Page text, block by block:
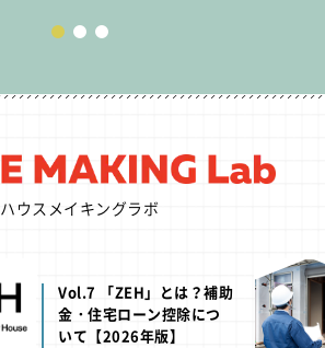
ハウスメイキングラボ
Vol.7 「ZEH」とは？補助
金・住宅ローン控除につ
いて【2026年版】